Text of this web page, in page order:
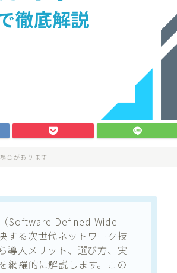
合があります
Software-Defined Wide
する次世代ネットワーク技
導入メリット、選び方、実
網羅的に解説します。この